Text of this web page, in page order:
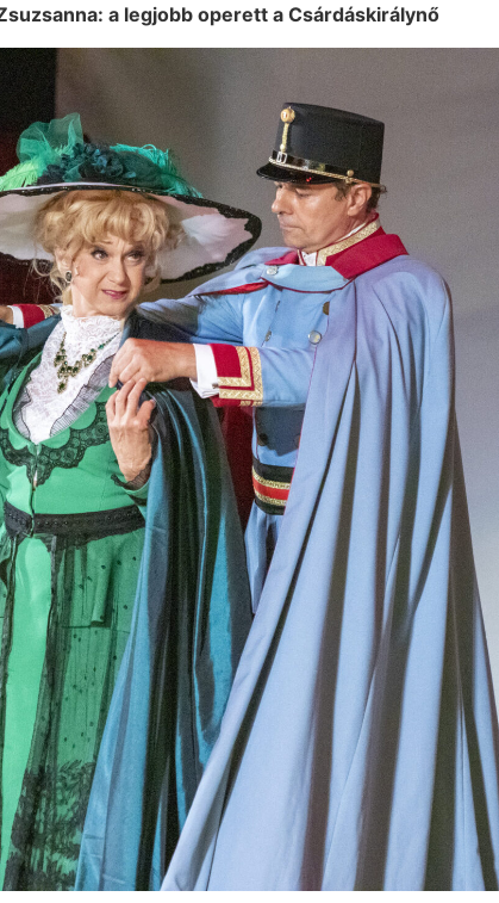
a legjobb operett a Csárdáskirálynő